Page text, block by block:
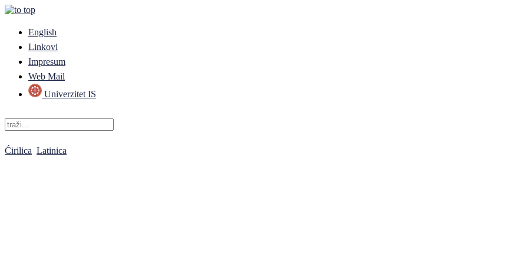
English
Linkovi
Impresum
Web Mail
Univerzitet IS
Ćirilica Latinica